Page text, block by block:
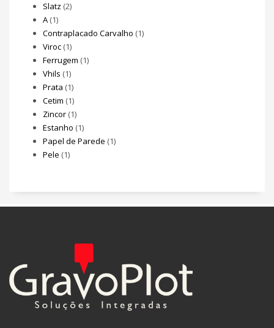
Slatz (2)
A (1)
Contraplacado Carvalho (1)
Viroc (1)
Ferrugem (1)
Vhils (1)
Prata (1)
Cetim (1)
Zincor (1)
Estanho (1)
Papel de Parede (1)
Pele (1)